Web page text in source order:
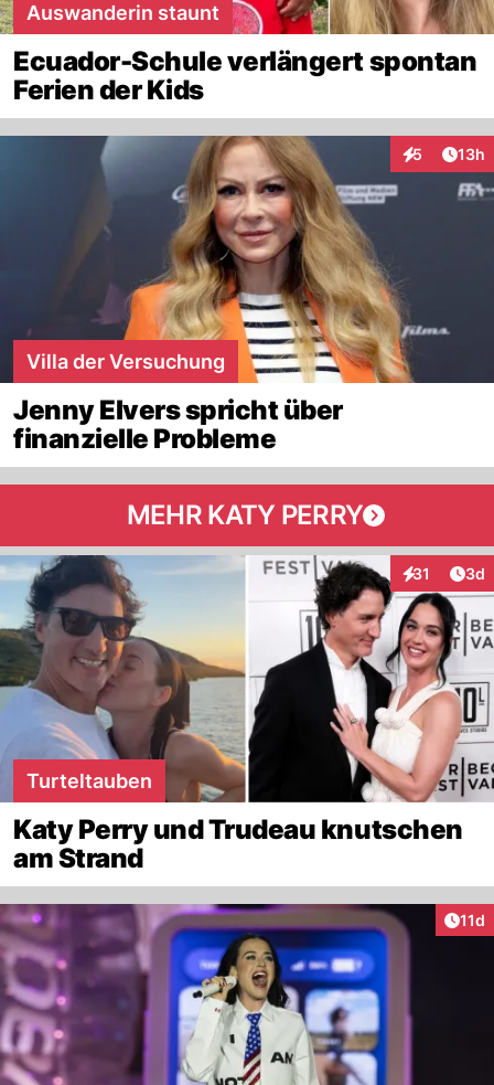
Auswanderin staunt
Ecuador-Schule verlängert spontan
Ferien der Kids
5
Interaktionen
13h
Villa der Versuchung
Jenny Elvers spricht über
finanzielle Probleme
MEHR KATY PERRY
31
Interaktionen
3d
Turteltauben
Katy Perry und Trudeau knutschen
am Strand
11d